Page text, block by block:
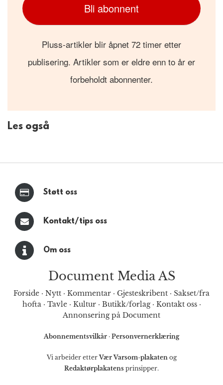
Bli abonnent
Pluss-artikler blir åpnet 72 timer etter
publisering. Artikler som er eldre enn to år er
forbeholdt abonnenter.
Les også
Støtt oss
Kontakt/tips oss
Om oss
Document Media AS
Forside · Nytt · Kommentar · Gjesteskribent · Sakset/fra
hofta· Tavle· Kultur· Butikk/forlag· Kontakt oss·
Annonsering på Document
Abonnementsvilkår · Personvernerklæring
Vi arbeider etterVær Varsom-plakatenog
Redaktørplakatens prinsipper.